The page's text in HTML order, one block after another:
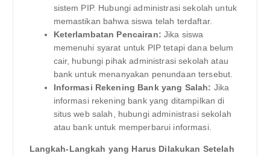
sistem PIP. Hubungi administrasi sekolah untuk
memastikan bahwa siswa telah terdaftar.
Keterlambatan Pencairan: Jika siswa
memenuhi syarat untuk PIP tetapi dana belum
cair, hubungi pihak administrasi sekolah atau
bank untuk menanyakan penundaan tersebut.
Informasi Rekening Bank yang Salah: Jika
informasi rekening bank yang ditampilkan di
situs web salah, hubungi administrasi sekolah
atau bank untuk memperbarui informasi.
Langkah-Langkah yang Harus Dilakukan Setelah